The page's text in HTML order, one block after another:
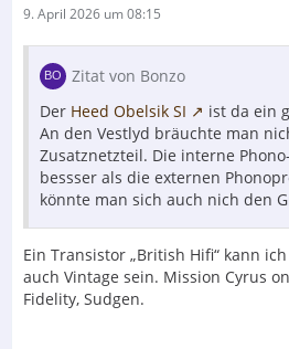
9. April 2026 um 08:15
Zitat von Bonzo
Der Heed Obelsik SI
ist da ein
An den Vestlyd bräuchte man
Zusatznetzteil. Die interne
bessser als die externen
könnte man sich auch nich den
Ein Transistor „British Hifi“ kann
auch Vintage sein. Mission Cyrus
Fidelity, Sudgen.